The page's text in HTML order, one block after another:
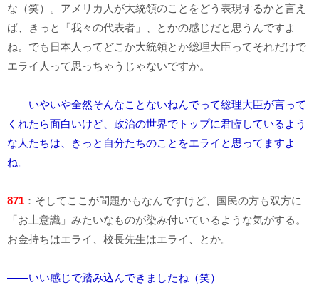
な（笑）。アメリカ人が大統領のことをどう表現するかと言え
ば、きっと「我々の代表者」、とかの感じだと思うんですよ
ね。でも日本人ってどこか大統領とか総理大臣ってそれだけで
エライ人って思っちゃうじゃないですか。
――いやいや全然そんなことないねんでって総理大臣が言って
くれたら面白いけど、政治の世界でトップに君臨しているよう
な人たちは、きっと自分たちのことをエライと思ってますよ
ね。
871 ：そしてここが問題かもなんですけど、国民の方も双方に
「お上意識」みたいなものが染み付いているような気がする。
お金持ちはエライ、校長先生はエライ、とか。
――いい感じで踏み込んできましたね（笑）